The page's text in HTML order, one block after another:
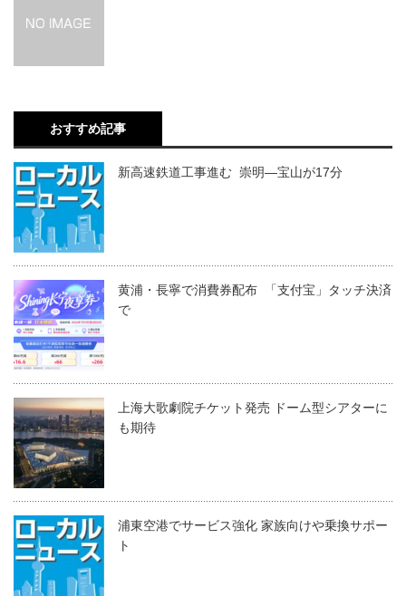
おすすめ記事
新高速鉄道工事進む 崇明―宝山が17分
黄浦・長寧で消費券配布 「支付宝」タッチ決済
で
上海大歌劇院チケット発売 ドーム型シアターに
も期待
浦東空港でサービス強化 家族向けや乗換サポー
ト